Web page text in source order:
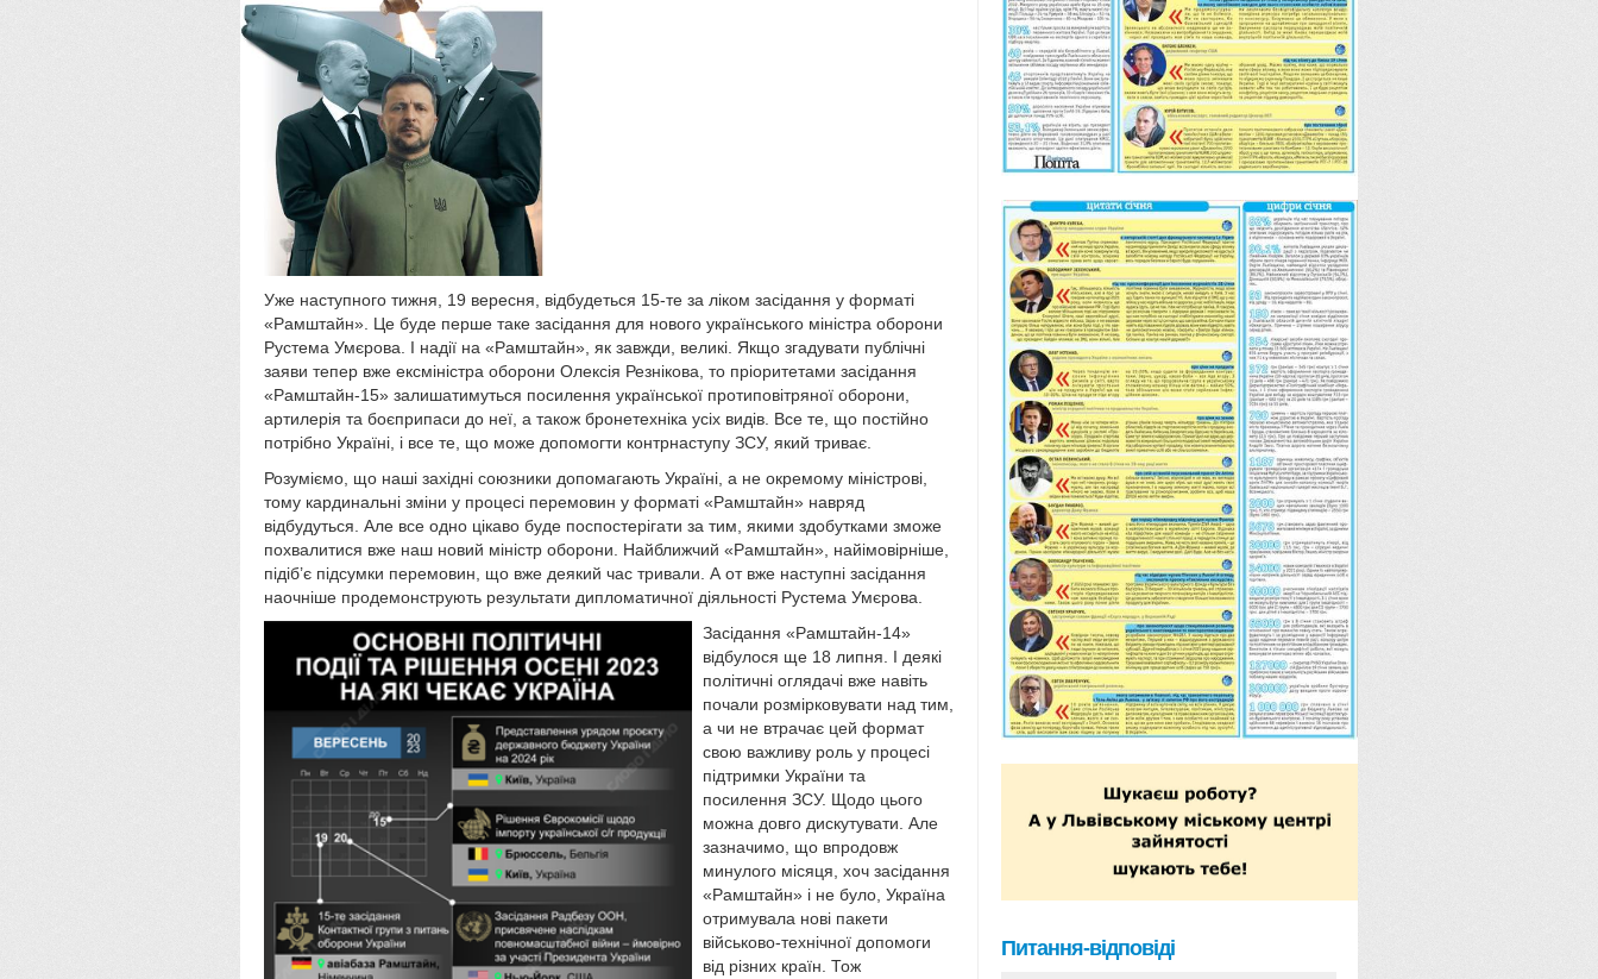
Уже наступного тижня, 19 вересня, відбудеться 15-те за ліком засідання у форматі
«Рамштайн». Це буде перше таке засідання для нового українського міністра оборони
Рустема Умєрова. І надії на «Рамштайн», як завжди, великі. Якщо згадувати публічні
заяви тепер вже ексміністра оборони Олексія Резнікова, то пріоритетами засідання
«Рамштайн-15» залишатимуться посилення української протиповітряної оборони,
артилерія та боєприпаси до неї, а також бронетехніка усіх видів. Все те, що постійно
потрібно Україні, і все те, що може допомогти контрнаступу ЗСУ, який триває.
Розуміємо, що наші західні союзники допомагають Україні, а не окремому міністрові,
тому кардинальні зміни у процесі перемовин у форматі «Рамштайн» навряд
відбудуться. Але все одно цікаво буде поспостерігати за тим, якими здобутками зможе
похвалитися вже наш новий міністр оборони. Найближчий «Рамштайн», найімовірніше,
підіб’є підсумки перемовин, що вже деякий час тривали. А от вже наступні засідання
наочніше продемонструють результати дипломатичної діяльності Рустема Умєрова.
Засідання «Рамштайн-14»
відбулося ще 18 липня. І деякі
політичні оглядачі вже навіть
почали розмірковувати над тим,
а чи не втрачає цей формат
свою важливу роль у процесі
підтримки України та
посилення ЗСУ. Щодо цього
можна довго дискутувати. Але
зазначимо, що впродовж
минулого місяця, хоч засідання
«Рамштайн» і не було, Україна
отримувала нові пакети
військово-технічної допомоги
від різних країн. Тож
Питання-відповіді